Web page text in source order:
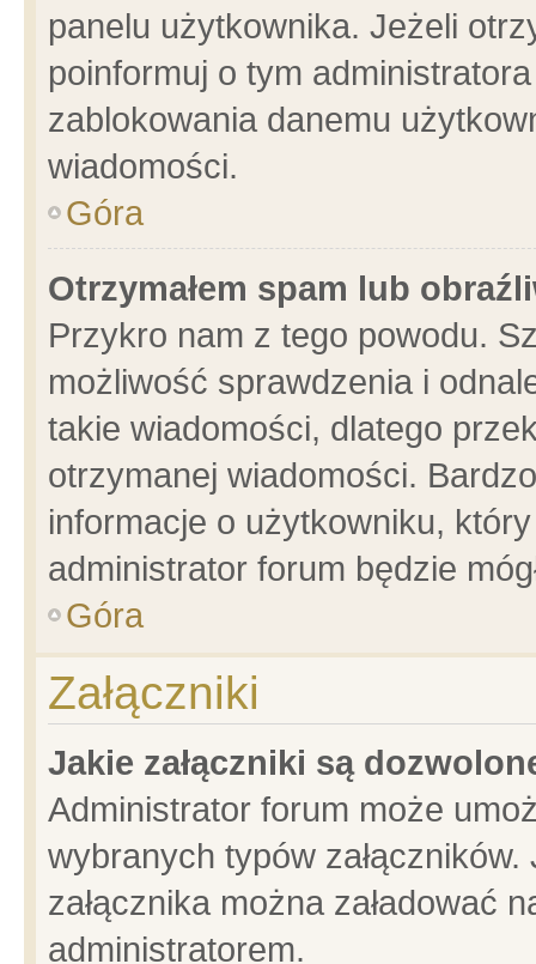
panelu użytkownika. Jeżeli
poinformuj o tym
zablokowania danemu
wiadomości.
Góra
Otrzymałem spam lub
Przykro nam z tego powodu.
możliwość sprawdzenia i
takie wiadomości, dlatego
otrzymanej wiadomości.
informacje o użytkowniku,
administrator forum będzie
Góra
Załączniki
Jakie załączniki są
Administrator forum może
wybranych typów
załącznika można załadować
administratorem.